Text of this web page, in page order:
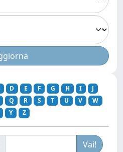
D E F G H I
J
Q R S T U V
W
Y Z